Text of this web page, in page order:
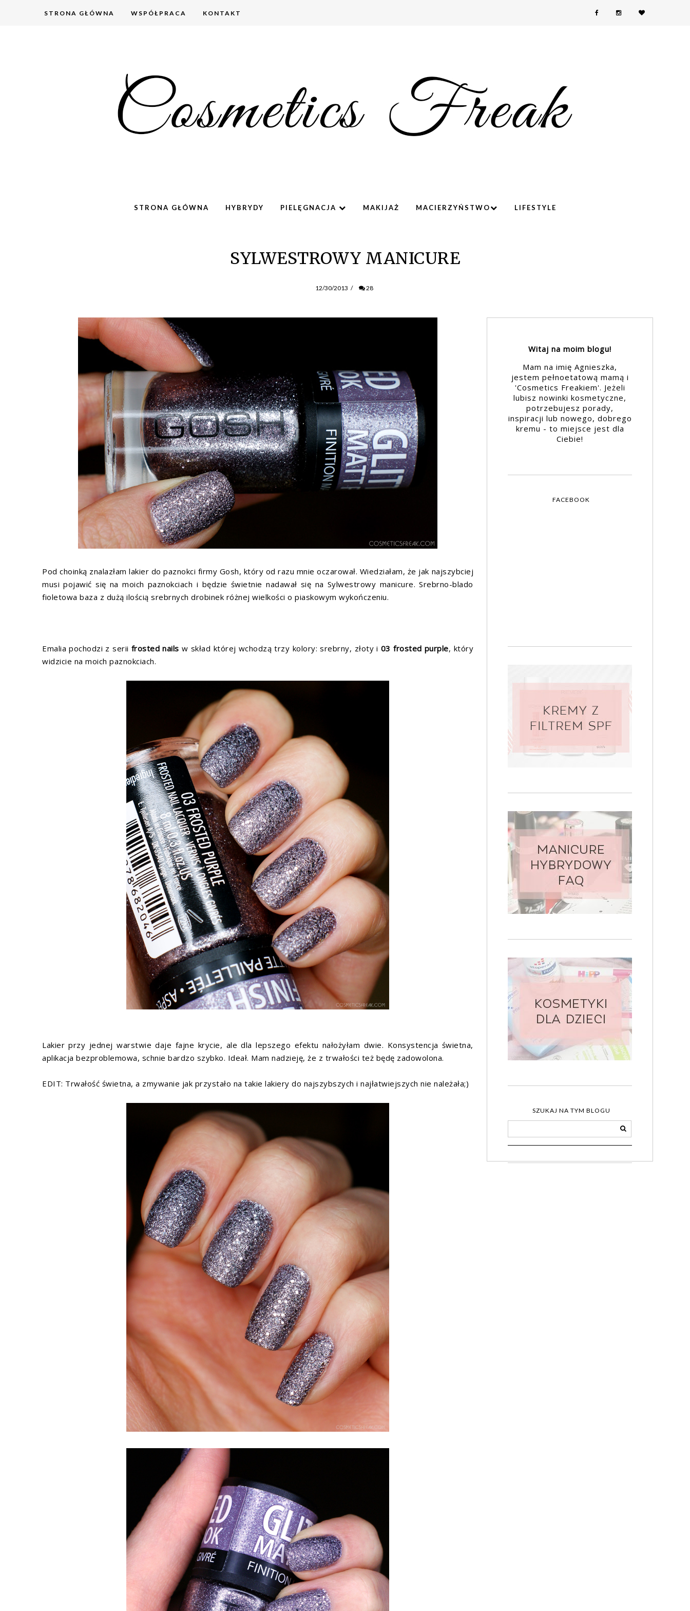
STRONA GŁÓWNA WSPÓŁPRACA KONTAKT
STRONA GŁÓWNA HYBRYDY PIELĘGNACJA MAKIJAŻ MACIERZYŃSTWO LIFESTYLE
SYLWESTROWY MANICURE
12/30/2013 / 28
Pod choinką znalazłam lakier do paznokci firmy Gosh, który od razu mnie oczarował. Wiedziałam, że jak najszybciej
musi pojawić się na moich paznokciach i będzie świetnie nadawał się na Sylwestrowy manicure. Srebrno-blado
fioletowa baza z dużą ilością srebrnych drobinek różnej wielkości o piaskowym wykończeniu.
Emalia pochodzi z serii frosted nailsw skład której wchodzą trzy kolory: srebrny, złoty i 03 frosted purple, który
widzicie na moich paznokciach.
Lakier przy jednej warstwie daje fajne krycie, ale dla lepszego efektu nałożyłam dwie. Konsystencja świetna,
aplikacja bezproblemowa, schnie bardzo szybko. Ideał. Mam nadzieję, że z trwałości też będę zadowolona.
EDIT: Trwałość świetna, a zmywanie jak przystało na takie lakiery do najszybszych i najłatwiejszych nie należała;)
Witaj na moim blogu!
Mam na imię Agnieszka,
jestem pełnoetatową mamą i
'Cosmetics Freakiem'. Jeżeli
lubisz nowinki kosmetyczne,
potrzebujesz porady,
inspiracji lub nowego, dobrego
kremu - to miejsce jest dla
Ciebie!
FACEBOOK
SZUKAJ NA TYM BLOGU